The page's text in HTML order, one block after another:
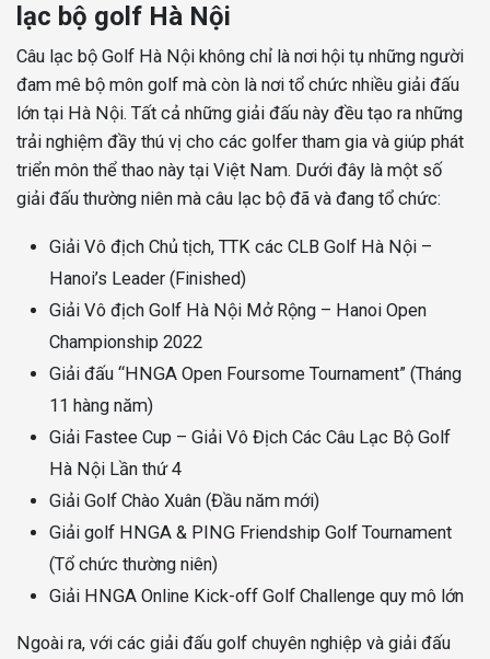
lạc bộ golf Hà Nội
Câu lạc bộ Golf Hà Nội không chỉ là nơi hội tụ những người
đam mê bộ môn golf mà còn là nơi tổ chức nhiều giải đấu
lớn tại Hà Nội. Tất cả những giải đấu này đều tạo ra những
trải nghiệm đầy thú vị cho các golfer tham gia và giúp phát
triển môn thể thao này tại Việt Nam. Dưới đây là một số
giải đấu thường niên mà câu lạc bộ đã và đang tổ chức:
Giải Vô địch Chủ tịch, TTK các CLB Golf Hà Nội –
Hanoi’s Leader (Finished)
Giải Vô địch Golf Hà Nội Mở Rộng – Hanoi Open
Championship 2022
Giải đấu “HNGA Open Foursome Tournament” (Tháng
11 hàng năm)
Giải Fastee Cup – Giải Vô Địch Các Câu Lạc Bộ Golf
Hà Nội Lần thứ 4
Giải Golf Chào Xuân (Đầu năm mới)
Giải golf HNGA & PING Friendship Golf Tournament
(Tổ chức thường niên)
Giải HNGA Online Kick-off Golf Challenge quy mô lớn
Ngoài ra, với các giải đấu golf chuyên nghiệp và giải đấu